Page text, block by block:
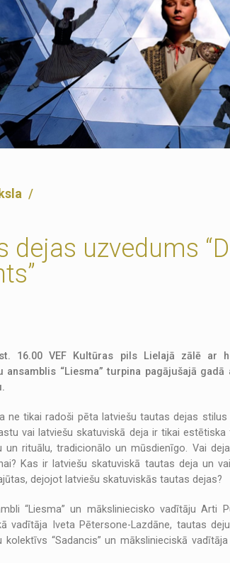
dejas uzvedums
16.00 VEF Kultūras pils Lielajā zālē ar
ansamblis “Liesma” turpina pagājušajā
ne tikai radoši pēta latviešu tautas dejas
vai latviešu skatuviskā deja ir tikai
un rituālu, tradicionālo un mūsdienīgo. Vai
Kas ir latviešu skatuviskā tautas deja un
dejojot latviešu skatuviskās tautas dejas?
“Liesma” un māksliniecisko vadītāju Arti
vadītāja Iveta Pētersone-Lazdāne, tautas
kolektīvs “Sadancis” un mākslinieciskā